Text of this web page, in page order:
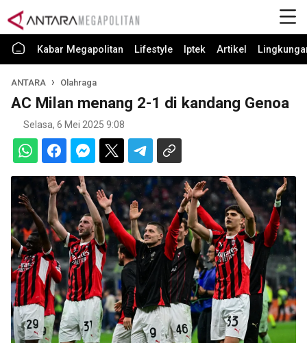
Kabar Megapolitan Lifestyle Iptek Artikel
ANTARA Olahraga
AC Milan menang 2-1 di kandang Genoa
Selasa, 6 Mei 2025 9:08